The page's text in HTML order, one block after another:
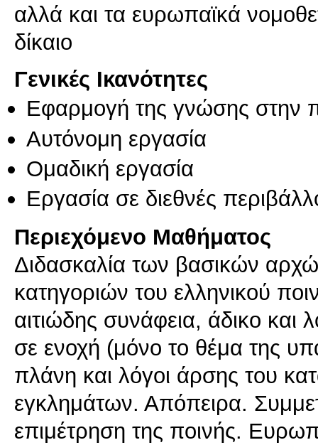
αλλά και τα ευρωπαϊκά
Γενικές Ικανότητες
Εφαρμογή της γνώσης στην
Αυτόνομη εργασία
Ομαδική εργασία
Εργασία σε διεθνές
Περιεχόμενο Μαθήματος
Διδασκαλία των βασικών
κατηγοριών του ελληνικού
αιτιώδης συνάφεια, άδικο και
σε ενοχή (μόνο το θέμα της
πλάνη και λόγοι άρσης του
εγκλημάτων. Απόπειρα.
επιμέτρηση της ποινής.